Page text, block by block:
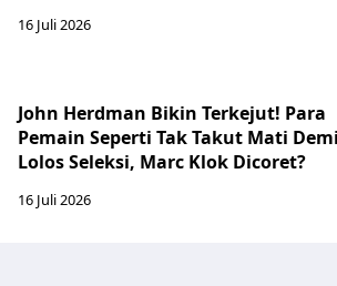
16 Juli 2026
John Herdman Bikin Terkejut! Para
Pemain Seperti Tak Takut Mati Demi
Lolos Seleksi, Marc Klok Dicoret?
16 Juli 2026